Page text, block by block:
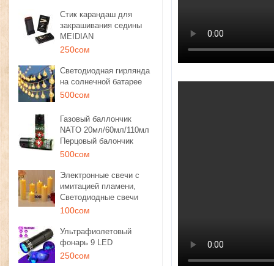
Стик карандаш для
закрашивания седины
MEIDIAN
250сом
Светодиодная гирлянда
на солнечной батарее
500сом
Газовый баллончик
NATO 20мл/60мл/110мл
Перцовый балончик
500сом
Электронные свечи с
имитацией пламени,
Светодиодные свечи
100сом
Ультрафиолетовый
фонарь 9 LED
250сом